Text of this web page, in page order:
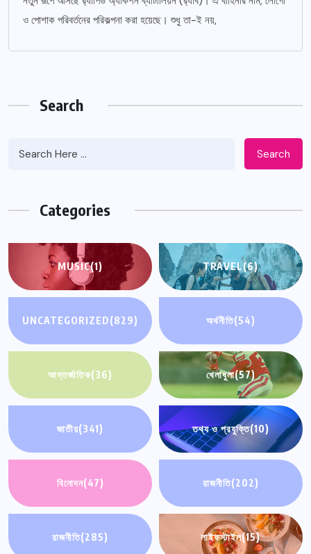
ও পোশাক পরিবর্তনের পরিকল্পনা করা হয়েছে। শুধু তা-ই নয়,
Search
Search
Categories
MUSIC(1) TRAVEL(6)
UNCATEGORIZED(829) অর্থনীতি(54)
আন্তর্জাতিক(36) খেলাধুলা(57)
জাতীয়(341) তথ্য ও প্রযুক্তি(10)
বিনোদন(47) রাজনীতি(202)
রাজনীতি(285) লাইফস্টাইল(15)